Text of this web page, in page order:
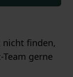
nicht finden,
gerne